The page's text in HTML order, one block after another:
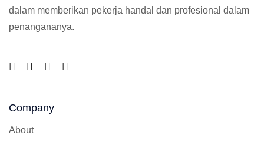
dalam memberikan pekerja handal dan profesional dalam
penangananya.
Company
About